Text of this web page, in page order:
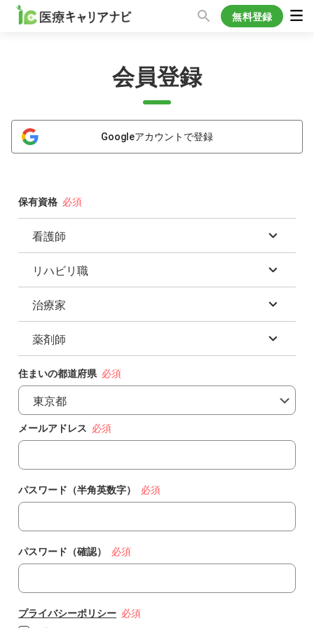
無料登録
会員登録
Googleアカウントで登録
保有資格
看護師
正看護師
准看護師
保健師
リハビリ職
理学療法士(PT)
作業療法士(OT)
治療家
柔道整復師
あん摩マッサージ指圧師
鍼灸師
薬剤師
薬剤師
認定薬剤師
専門薬剤師
住まいの都道府県
メールアドレス
パスワード（半角英数字）
パスワード（確認）
プライバシーポリシー